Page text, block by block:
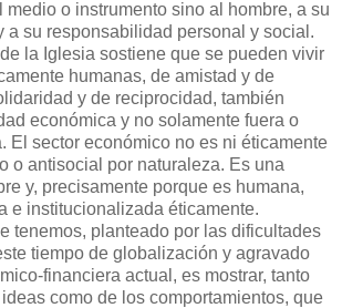
medio o instrumento sino al hombre, a su
a su responsabilidad personal y social.
la Iglesia sostiene que se pueden vivir
humanas, de amistad y de
y de reciprocidad, también
económica y no solamente fuera o
El sector económico no es ni éticamente
o antisocial por naturaleza. Es una
y, precisamente porque es humana,
e institucionalizada éticamente.
tenemos, planteado por las dificultades
tiempo de globalización y agravado
financiera actual, es mostrar, tanto
como de los comportamientos, que